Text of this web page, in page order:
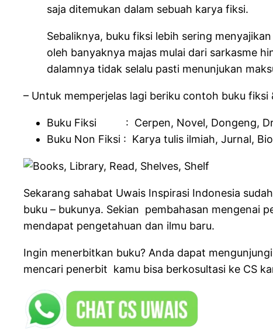
saja ditemukan dalam sebuah karya fiksi.
Sebaliknya, buku fiksi lebih sering
oleh banyaknya majas mulai dari sarkasme
dalamnya tidak selalu pasti menunjukan
– Untuk memperjelas lagi beriku contoh buku fiksi
Buku Fiksi : Cerpen, Novel, Dongeng,
Buku Non Fiksi : Karya tulis ilmiah, Jurnal,
Sekarang sahabat Uwais Inspirasi Indonesia
buku – bukunya. Sekian pembahasan mengenai
mendapat pengetahuan dan ilmu baru.
Ingin menerbitkan buku? Anda dapat
mencari penerbit kamu bisa berkosultasi ke CS